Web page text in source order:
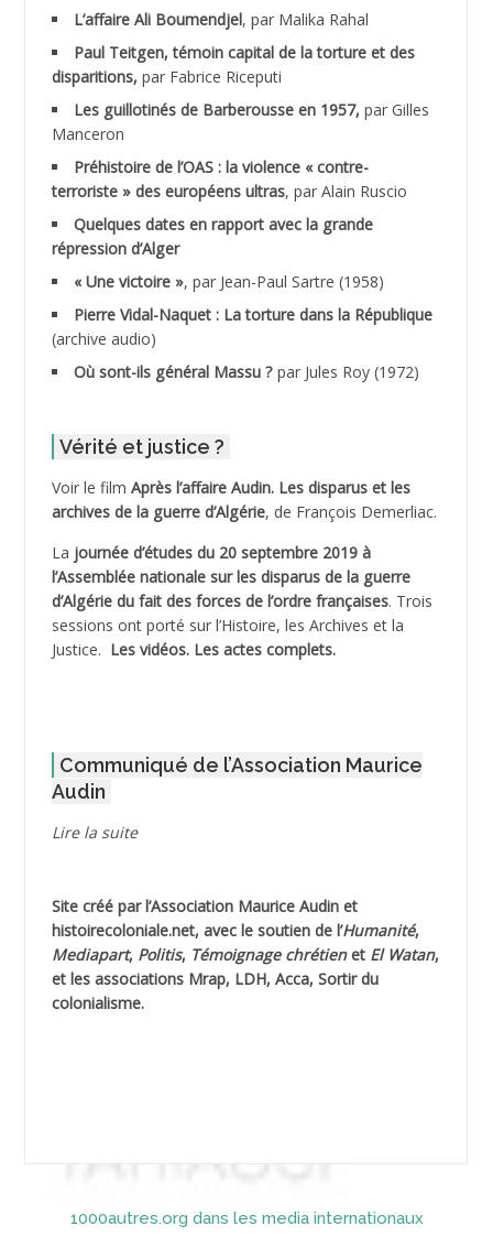
ADALMI
ADANE Ramdane *
ADDAD
ADDALA Boualem*
ADDANE
ADDECHE Rachid
ADELIOUAT Vve AIT SAADA
ADJANI Khaled
ADJAOUT
ADNI Mohamed Akli
ADOUL Arab *
AGOULMINE
AHLOUCHE Mabrouk *
AIBLIED Ahmed
AICHEKADRA Sid Ahmed
AICI (ou AISSI) Laïd
L’affaire Ali Boumendjel, par Malika Rahal
Paul Teitgen, témoin capital de la torture et des
disparitions, par Fabrice Riceputi
Les guillotinés de Barberousse en 1957, par Gilles
Manceron
Préhistoire de l’OAS : la violence « contre-
terroriste » des européens ultras, par Alain Ruscio
Quelques dates en rapport avec la grande
répression d’Alger
« Une victoire », par Jean-Paul Sartre (1958)
Pierre Vidal-Naquet : La torture dans la République
(archive audio)
Où sont-ils général Massu ? par Jules Roy (1972)
Vérité et justice ?
Voir le film Après l’affaire Audin. Les disparus et les
archives de la guerre d’Algérie, de François Demerliac.
La journée d’études du 20 septembre 2019 à
l’Assemblée nationale sur les disparus de la guerre
d’Algérie du fait des forces de l’ordre françaises. Trois
sessions ont porté sur l’Histoire, les Archives et la
Justice. Les vidéos. Les actes complets.
Communiqué de l’Association Maurice
Audin
Lire la suite
Site créé par l’Association Maurice Audinet
histoirecoloniale.net, avec le soutien de l’Humanité,
Mediapart, Politis, Témoignage chrétienet El Watan,
et les associations Mrap, LDH, Acca, Sortir du
colonialisme.
1000autres.org dans les media internationaux